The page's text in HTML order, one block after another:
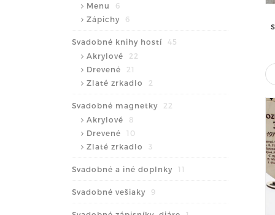
Menu
6
Zápichy
6
Svadobné knihy hostí
45
Akrylové
22
Drevené
21
Zlaté zrkadlo
2
Svadobné magnetky
22
Akrylové
8
Drevené
10
Zlaté zrkadlo
3
Svadobné a iné doplnky 11
Svadobné vešiaky 9